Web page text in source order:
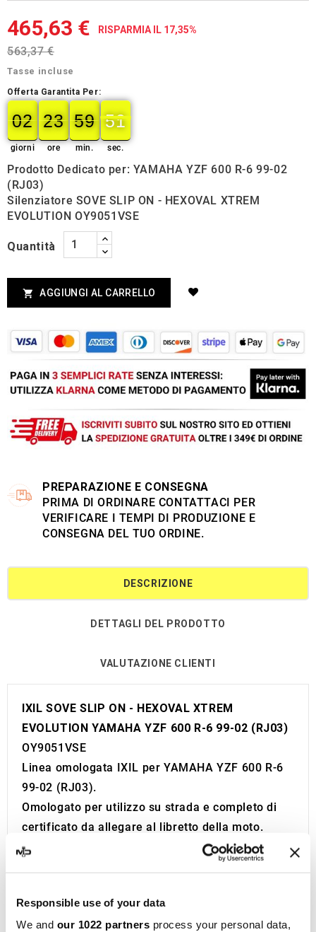
Responsible use of your data
We and our 1022 partners process your personal data,
465,63 € RISPARMIA IL 17,35%
563,37 €
Tasse incluse
Offerta Garantita Per:
02
02
00
giorni
23
23
00
ore
59
59
00
min.
50
50
51
sec.
Prodotto Dedicato per: YAMAHA YZF 600 R-6 99-02
(RJ03)
Silenziatore SOVE SLIP ON - HEXOVAL XTREM
EVOLUTION OY9051VSE
Quantità
 AGGIUNGI AL CARRELLO
PREPARAZIONE E CONSEGNA
PRIMA DI ORDINARE CONTATTACI PER
VERIFICARE I TEMPI DI PRODUZIONE E
CONSEGNA DEL TUO ORDINE.
DESCRIZIONE
DETTAGLI DEL PRODOTTO
VALUTAZIONE CLIENTI
IXIL SOVE SLIP ON - HEXOVAL XTREM
EVOLUTION YAMAHA YZF 600 R-6 99-02 (RJ03)
OY9051VSE
Linea omologata IXIL per YAMAHA YZF 600 R-6
99-02 (RJ03).
Omologato per utilizzo su strada e completo di
certificato da allegare al libretto della moto.
Codice di omologazione visibile.
Peso: 3 Kg
Made in Spain 100%.